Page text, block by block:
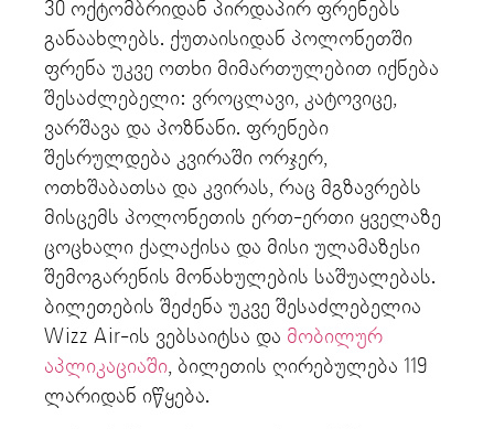
30 ოქტომბრიდან პირდაპირ ფრენებს
განაახლებს. ქუთაისიდან პოლონეთში
ფრენა უკვე ოთხი მიმართულებით იქნება
შესაძლებელი: ვროცლავი, კატოვიცე,
ვარშავა და პოზნანი. ფრენები
შესრულდება კვირაში ორჯერ,
ოთხშაბათსა და კვირას, რაც მგზავრებს
მისცემს პოლონეთის ერთ-ერთი ყველაზე
ცოცხალი ქალაქისა და მისი ულამაზესი
შემოგარენის მონახულების საშუალებას.
ბილეთების შეძენა უკვე შესაძლებელია
Wizz Air-ის ვებსაიტსა და მობილურ
აპლიკაციაში, ბილეთის ღირებულება 119
ლარიდან იწყება.